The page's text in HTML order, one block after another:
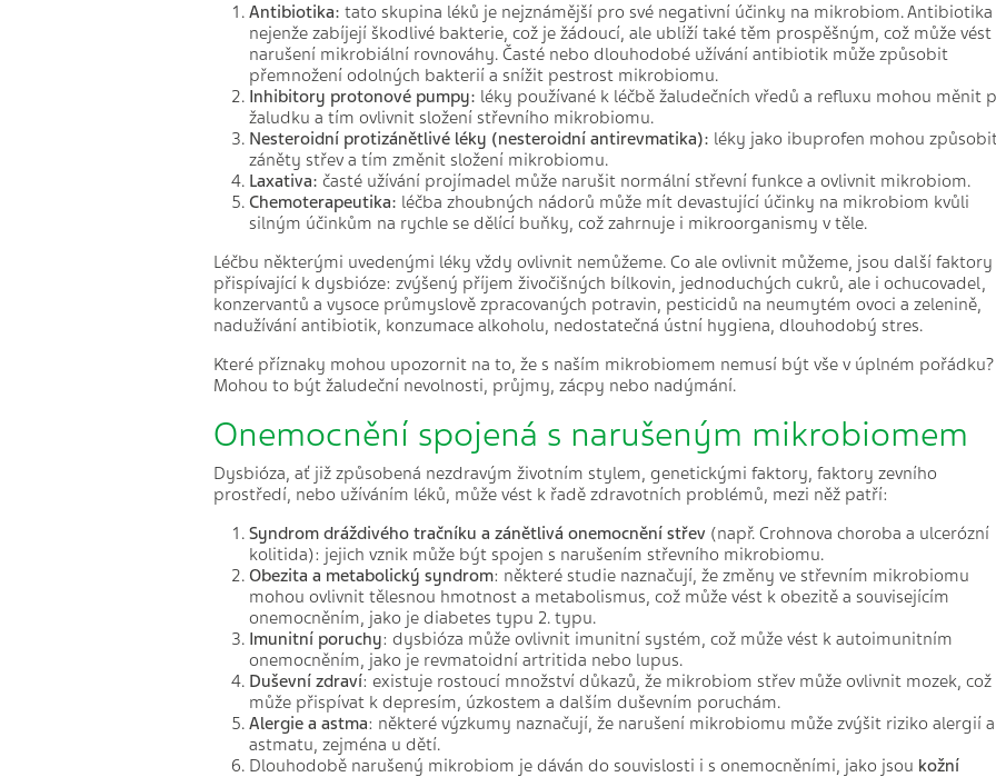
Antibiotika: tato skupina léků je nejznámější pro své negativní účinky na mikrobiom. Antibiotika
nejenže zabíjejí škodlivé bakterie, což je žádoucí, ale ublíží také těm prospěšným, což může vést
narušení mikrobiální rovnováhy. Časté nebo dlouhodobé užívání antibiotik může způsobit
přemnožení odolných bakterií a snížit pestrost mikrobiomu.
Inhibitory protonové pumpy: léky používané k léčbě žaludečních vředů a refluxu mohou měnit
žaludku a tím ovlivnit složení střevního mikrobiomu.
Nesteroidní protizánětlivé léky (nesteroidní antirevmatika): léky jako ibuprofen mohou
záněty střev a tím změnit složení mikrobiomu.
Laxativa: časté užívání projímadel může narušit normální střevní funkce a ovlivnit mikrobiom.
Chemoterapeutika: léčba zhoubných nádorů může mít devastující účinky na mikrobiom kvůli
silným účinkům na rychle se dělící buňky, což zahrnuje i mikroorganismy v těle.
Léčbu některými uvedenými léky vždy ovlivnit nemůžeme. Co ale ovlivnit můžeme, jsou další faktory
přispívající k dysbióze: zvýšený příjem živočišných bílkovin, jednoduchých cukrů, ale i ochucovadel,
konzervantů a vysoce průmyslově zpracovaných potravin, pesticidů na neumytém ovoci a zelenině,
nadužívání antibiotik, konzumace alkoholu, nedostatečná ústní hygiena, dlouhodobý stres.
Které příznaky mohou upozornit na to, že s naším mikrobiomem nemusí být vše v úplném pořádku?
Mohou to být žaludeční nevolnosti, průjmy, zácpy nebo nadýmání.
Onemocnění spojená s narušeným mikrobiomem
Dysbióza, ať již způsobená nezdravým životním stylem, genetickými faktory, faktory zevního
prostředí, nebo užíváním léků, může vést k řadě zdravotních problémů, mezi něž patří:
Syndrom dráždivého tračníku a zánětlivá onemocnění střev (např. Crohnova choroba a ulcerózní
kolitida): jejich vznik může být spojen s narušením střevního mikrobiomu.
Obezita a metabolický syndrom: některé studie naznačují, že změny ve střevním mikrobiomu
mohou ovlivnit tělesnou hmotnost a metabolismus, což může vést k obezitě a souvisejícím
onemocněním, jako je diabetes typu 2. typu.
Imunitní poruchy: dysbióza může ovlivnit imunitní systém, což může vést k autoimunitním
onemocněním, jako je revmatoidní artritida nebo lupus.
Duševní zdraví: existuje rostoucí množství důkazů, že mikrobiom střev může ovlivnit mozek, což
může přispívat k depresím, úzkostem a dalším duševním poruchám.
Alergie a astma: některé výzkumy naznačují, že narušení mikrobiomu může zvýšit riziko alergií a
astmatu, zejména u dětí.
Dlouhodobě narušený mikrobiom je dáván do souvislosti i s onemocněními, jako jsou kožní